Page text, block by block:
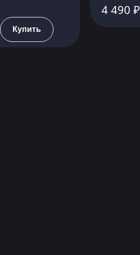
Купить
4 490 ₽